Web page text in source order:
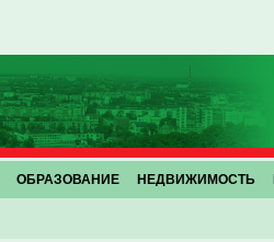
ОБРАЗОВАНИЕ НЕДВИЖИМОСТЬ